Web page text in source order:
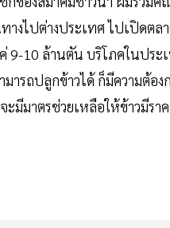
งไปต่างประเทศ ไปเปิดต
9-10 ล้านตัน บริโภคในปร
รถปลูกข้าวได้ ก็มีความต้อ
มีมาตรช่วยเหลือให้ข้าวมีรา